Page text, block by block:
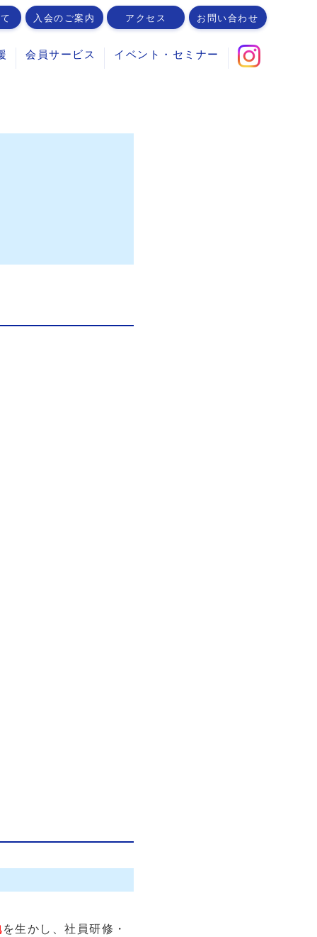
入会のご案内 アクセス お問い合わせ
会員サービス イベント・セミナー
を生かし、社員研修・